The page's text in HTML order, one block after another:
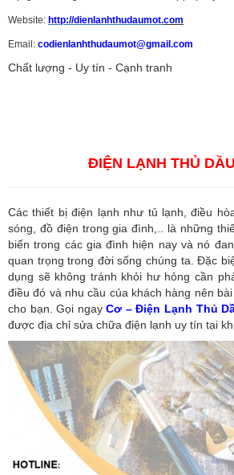
Website: http://dienlanhthudaumot.com
Email: codienlanhthudaumot@gmail.com
Chất lượng - Uy tín - Cạnh tranh
ĐIỆN LẠNH THỦ
Các thiết bị điện lạnh như tủ lạnh, điều
sóng, đồ điện trong gia đình,.. là những
biến trong các gia đình hiện nay và nó
quan trọng trong đời sống chúng ta. Đặc
dụng sẽ không tránh khỏi hư hỏng cần
điều đó và nhu cầu của khách hàng nên
cho bạn. Gọi ngayCơ – Điện Lạnh Thủ
được địa chỉ sửa chữa điện lạnh uy tín tại